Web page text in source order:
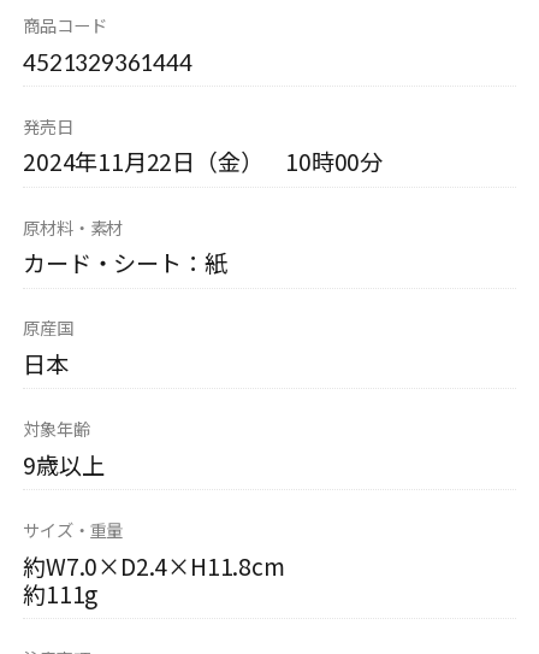
商品コード
4521329361444
発売日
2024年11月22日（金） 10時00分
原材料・素材
カード・シート：紙
原産国
日本
対象年齢
9歳以上
サイズ・重量
約W7.0×D2.4×H11.8cm
約111g